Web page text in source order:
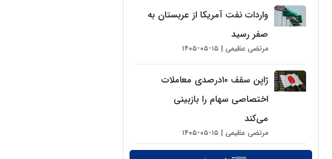
واردات نفت آمریکا از عربستان به
صفر رسید
مرتضی عظیمی ۱۵-۰۵-۱۴۰۵
ژاپن سقف ۱۰درصدی معاملات
اختصاصی سهام را بازبینی
می‌کند
مرتضی عظیمی ۱۵-۰۵-۱۴۰۵